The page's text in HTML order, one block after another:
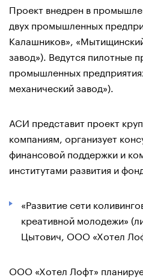
Проект внедрен в
двух промышленных
Калашников»,
завод»). Ведутся пилотные
промышленных
механический завод»).
АСИ представит проект
компаниям, организует
финансовой поддержки и
институтами развития и
«Развитие сети
креативной молодежи»
Цытович, ООО «Хотел
ООО «Хотел Лофт»